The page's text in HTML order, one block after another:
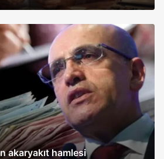
akaryakıt hamlesi